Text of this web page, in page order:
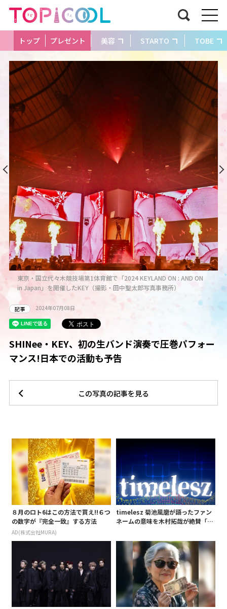
トップ プレゼント 美容 STARTO TOBE
東京・国立代々木競技場第1体育館で「2024 KEYLAND ON : AND ON
in Japan」を開催したKEY（撮影・田中聖太郎写真事務所）
記事 2024年07月08日
SHINee・KEY、初の生バンド演奏で圧巻パフォー
マンス!日本での活動も予告
この写真の記事を見る
８月のロト6はこの方法で買え!!６つ
の数字が『完全一致』する方法
AD(株式会社MURA)
timelesz 菊池風磨が語ったファン
ネームの意味を木村拓哉が絶賛「考